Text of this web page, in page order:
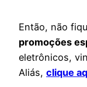
Então, não
promoções
eletrônicos,
Aliás, clique